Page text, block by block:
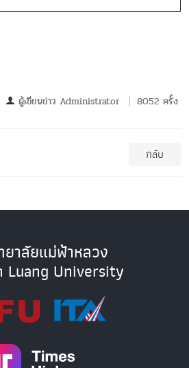
ผู้เขียนข่าว Administrator 8052 ครั้ง
กลับ
ยาลัยแม่ฟ้าหลวง
Luang University